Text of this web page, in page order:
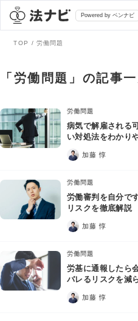
Powered by ベンナビ
全て
法律相談
債務整理
交通事故
弁護士を探す
おすすめ弁護士診断
AI Search Premium
掲載をご検討の弁護士の
TOP 労働問題
「労働問題」の記事
労働問題
病気で解雇される
い対処法をわかり
加藤 惇
労働問題
労働審判を自分で
リスクを徹底解説
加藤 惇
労働問題
労基に通報したら
バレるリスクを減
加藤 惇